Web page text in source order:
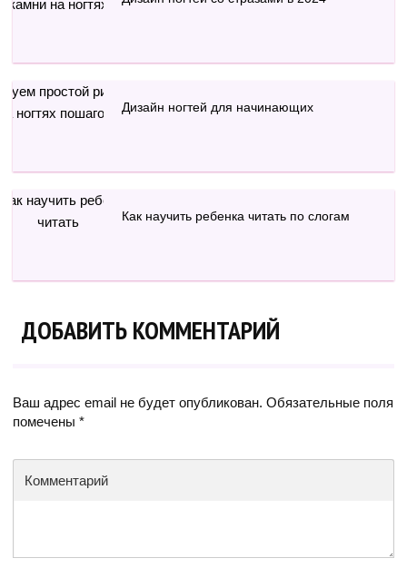
Дизайн ногтей для начинающих
Как научить ребенка читать по слогам
ДОБАВИТЬ КОММЕНТАРИЙ
Ваш адрес email не будет опубликован. Обязательные поля
помечены *
Комментарий